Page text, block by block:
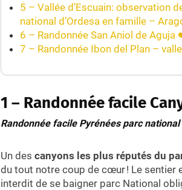
5 – Vallée d’Escuain: observation
national d’Ordesa en famille –
6 – Randonnée San Aniol de
7 – Randonnée Ibon del Plan –
1 – Randonnée facile
Randonnée facile Pyrénées parc
Un des canyons les plus réputés du
du tout notre coup de cœur ! Le sentier
interdit de se baigner parc National